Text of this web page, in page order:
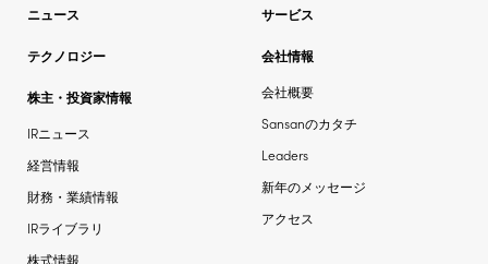
ニュース サービス
テクノロジー
会社情報
会社概要
Sansanのカタチ
Leaders
新年のメッセージ
アクセス
株主・投資家情報
IRニュース
経営情報
財務・業績情報
IRライブラリ
株式情報